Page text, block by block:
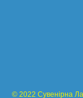
© 2022 Сувенірна